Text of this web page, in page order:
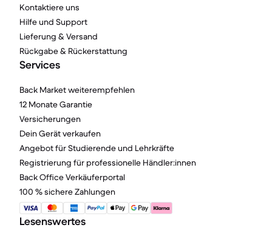
Kontaktiere uns
Hilfe und Support
Lieferung & Versand
Rückgabe & Rückerstattung
Services
Back Market weiterempfehlen
12 Monate Garantie
Versicherungen
Dein Gerät verkaufen
Angebot für Studierende und Lehrkräfte
Registrierung für professionelle Händler:innen
Back Office Verkäuferportal
100 % sichere Zahlungen
Lesenswertes